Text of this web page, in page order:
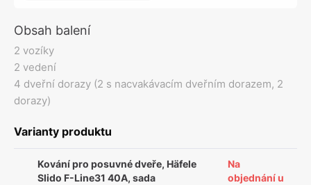
Obsah balení
2 vozíky
2 vedení
4 dveřní dorazy (2 s nacvakávacím dveřním dorazem, 2
dorazy)
Varianty produktu
Kování pro posuvné dveře, Häfele
Slido F-Line31 40A, sada
Na
objednání u